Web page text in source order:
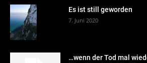
Es ist still geworden
7. Juni 2020
…wenn der Tod mal